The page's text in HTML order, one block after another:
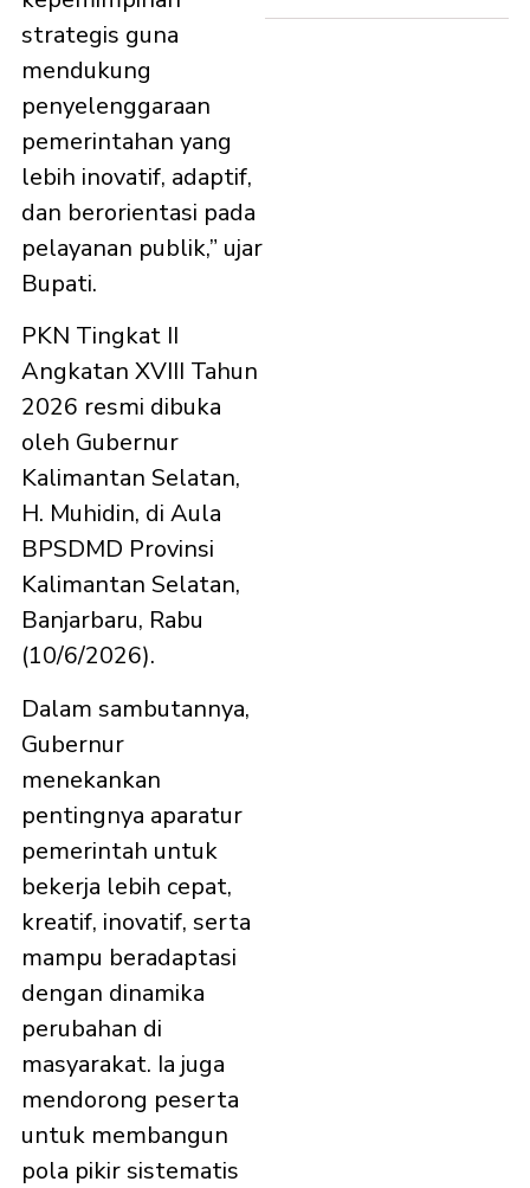
strategis guna
mendukung
penyelenggaraan
pemerintahan yang
lebih inovatif, adaptif,
dan berorientasi pada
pelayanan publik,” ujar
Bupati.
PKN Tingkat II
Angkatan XVIII Tahun
2026 resmi dibuka
oleh Gubernur
Kalimantan Selatan,
H. Muhidin, di Aula
BPSDMD Provinsi
Kalimantan Selatan,
Banjarbaru, Rabu
(10/6/2026).
Dalam sambutannya,
Gubernur
menekankan
pentingnya aparatur
pemerintah untuk
bekerja lebih cepat,
kreatif, inovatif, serta
mampu beradaptasi
dengan dinamika
perubahan di
masyarakat. Ia juga
mendorong peserta
untuk membangun
pola pikir sistematis